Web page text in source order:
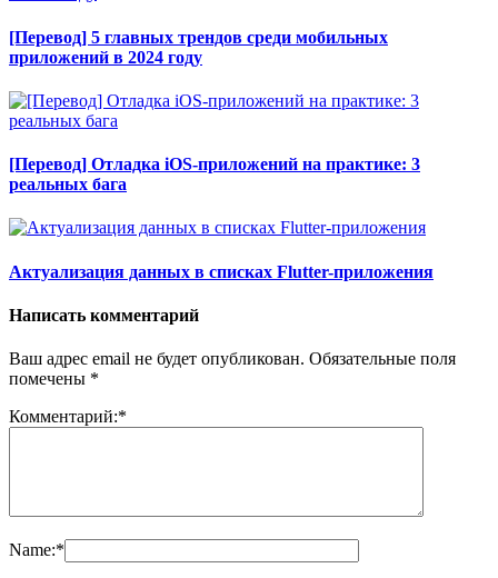
[Перевод] 5 главных трендов среди мобильных
приложений в 2024 году
[Перевод] Отладка iOS-приложений на практике: 3
реальных бага
Актуализация данных в списках Flutter-приложения
Написать комментарий
Ваш адрес email не будет опубликован. Обязательные поля
помечены *
Комментарий:*
Name:*